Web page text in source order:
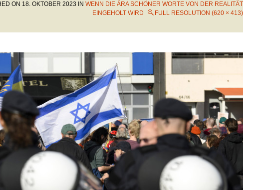
ON 18. OKTOBER 2023 IN WENN DIE ÄRA SCHÖNER WORTE VON DER REALITÄT
EINGEHOLT WIRD
FULL RESOLUTION (620 × 413)